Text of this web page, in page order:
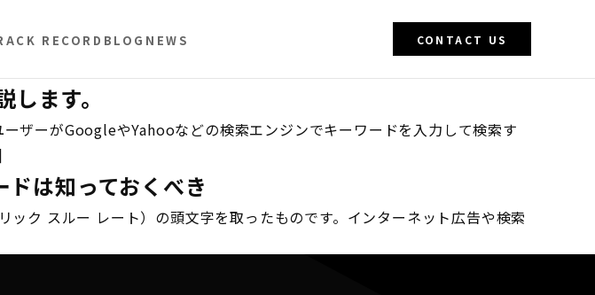
RECORD BLOG NEWS CONTACT US
ます。
ザーがGoogleやYahooなどの検索エンジンでキーワードを入力して検索す
は知っておくべき
ク スルー レート）の頭文字を取ったものです。インターネット広告や検索